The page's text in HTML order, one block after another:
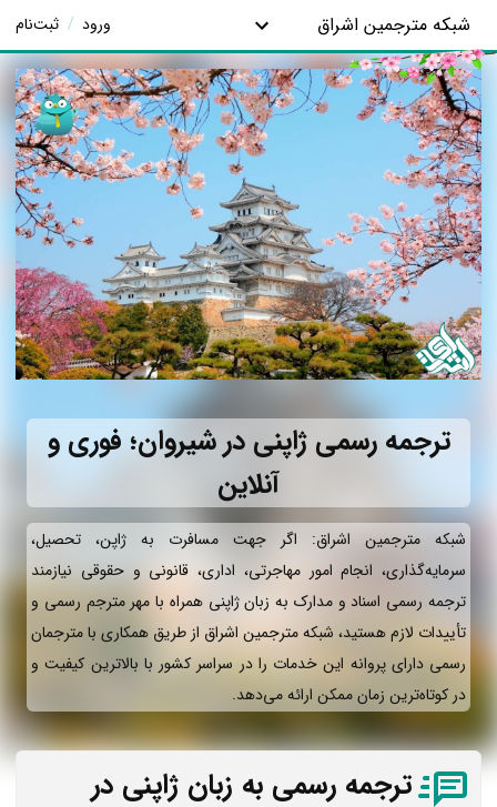
شبکه مترجمین اشراق ورود / ثبت‌نام
ترجمه رسمی ژاپنی در شیروان؛ فوری و
آنلاین
شبکه مترجمین اشراق: اگر جهت مسافرت به ژاپن، تحصیل،
سرمایه‌گذاری، انجام امور مهاجرتی، اداری، قانونی و حقوقی نیازمند
ترجمه رسمی اسناد و مدارک به زبان ژاپنی همراه با مهر مترجم رسمی و
تأییدات لازم هستید، شبکه مترجمین اشراق از طریق همکاری با مترجمان
رسمی دارای پروانه این خدمات را در سراسر کشور با بالاترین کیفیت و
در کوتاه‌ترین زمان ممکن ارائه می‌دهد.
ترجمه رسمی به زبان ژاپنی در